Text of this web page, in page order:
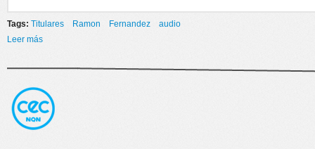
Tags: Titulares Ramon Fernandez
audio
Leer más